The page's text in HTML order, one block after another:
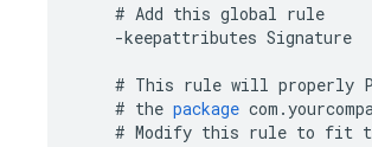
# Add this global rule
-keepattributes Signature
# This rule will properly
# the package com .
# Modify this rule to fit